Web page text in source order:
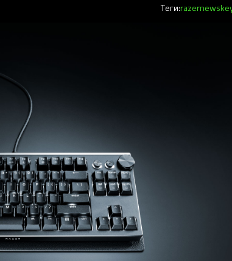
Теги:razernews